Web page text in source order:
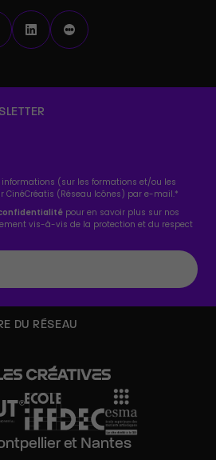
informations (sur les formations et/ou les
CinéCréatis (Réseau Icônes) par e-mail.*
pour en savoir plus sur nos
vis-à-vis de la protection et du respect
DU RÉSEAU
et Nantes